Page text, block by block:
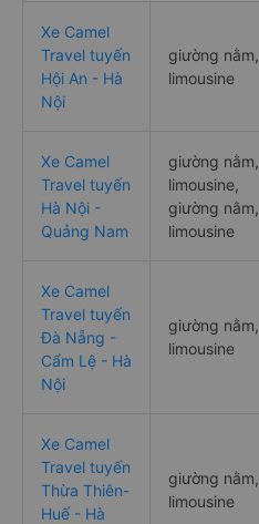
Xe Camel
Travel tuyến
Hội An - Hà
Nội
giường nằm,
limousine
Xe Camel
Travel tuyến
Hà Nội -
Quảng Nam
giường nằm,
limousine,
giường nằm,
limousine
Xe Camel
Travel tuyến
Đà Nẵng -
Cẩm Lệ - Hà
Nội
giường nằm,
limousine
Xe Camel
Travel tuyến
Thừa Thiên-
Huế - Hà
giường nằm,
limousine